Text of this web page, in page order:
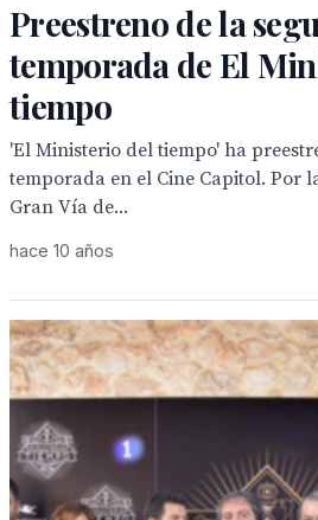
Preestreno de la
temporada de El
tiempo
'El Ministerio del tiempo' ha
temporada en el Cine Capitol. Por
Gran Vía de...
hace 10 años